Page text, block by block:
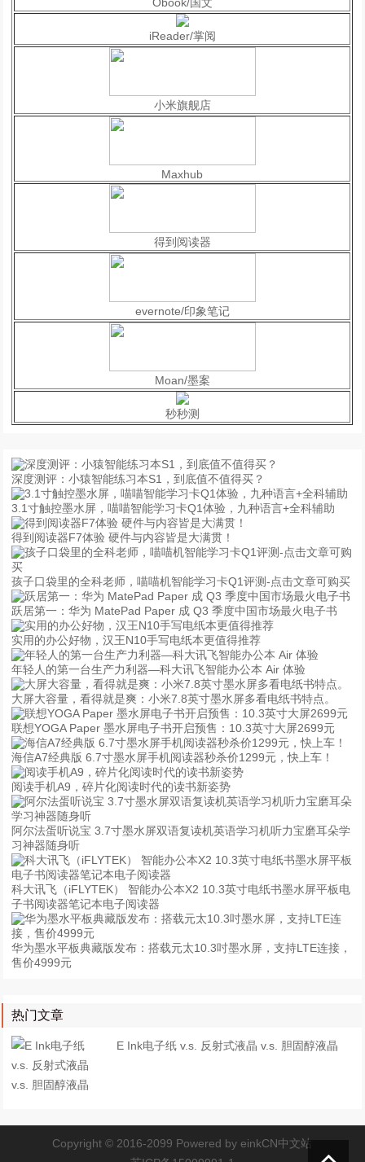
iReader/掌阅
小米旗舰店
Maxhub
得到阅读器
evernote/印象笔记
Moan/墨案
秒秒测
深度测评：小猿智能练习本S1，到底值不值得买？
3.1寸触控墨水屏，喵喵智能学习卡Q1体验，九种语言+全科辅助
得到阅读器F7体验 硬件与内容皆是大满贯！
孩子口袋里的全科老师，喵喵机智能学习卡Q1评测-点击文章可购买
跃居第一：华为 MatePad Paper 成 Q3 季度中国市场最火电子书
实用的办公好物，汉王N10手写电纸本更值得推荐
年轻人的第一台生产力利器—科大讯飞智能办公本 Air 体验
大屏大容量，看得就是爽：小米7.8英寸墨水屏多看电纸书特点。
联想YOGA Paper 墨水屏电子书开启预售：10.3英寸大屏2699元
海信A7经典版 6.7寸墨水屏手机阅读器秒杀价1299元，快上车！
阅读手机A9，碎片化阅读时代的读书新姿势
阿尔法蛋听说宝 3.7寸墨水屏双语复读机英语学习机听力宝磨耳朵学
习神器随身听
科大讯飞（iFLYTEK） 智能办公本X2 10.3英寸电纸书墨水屏平板电
子书阅读器笔记本电子阅读器
华为墨水平板典藏版发布：搭载元太10.3吋墨水屏，支持LTE连接，
售价4999元
热门文章
E Ink电子纸 v.s. 反射式液晶 v.s. 胆固醇液晶
Copyright © 2016-2099 Powered byeinkCN中文站